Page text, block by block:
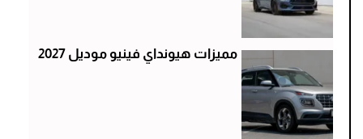
مميزات هيونداي فينيو موديل 2027